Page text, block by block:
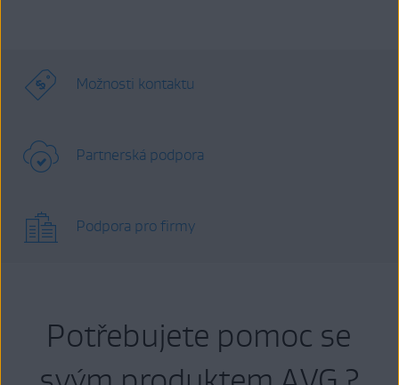
Možnosti kontaktu
Partnerská podpora
Podpora pro firmy
Potřebujete pomoc se